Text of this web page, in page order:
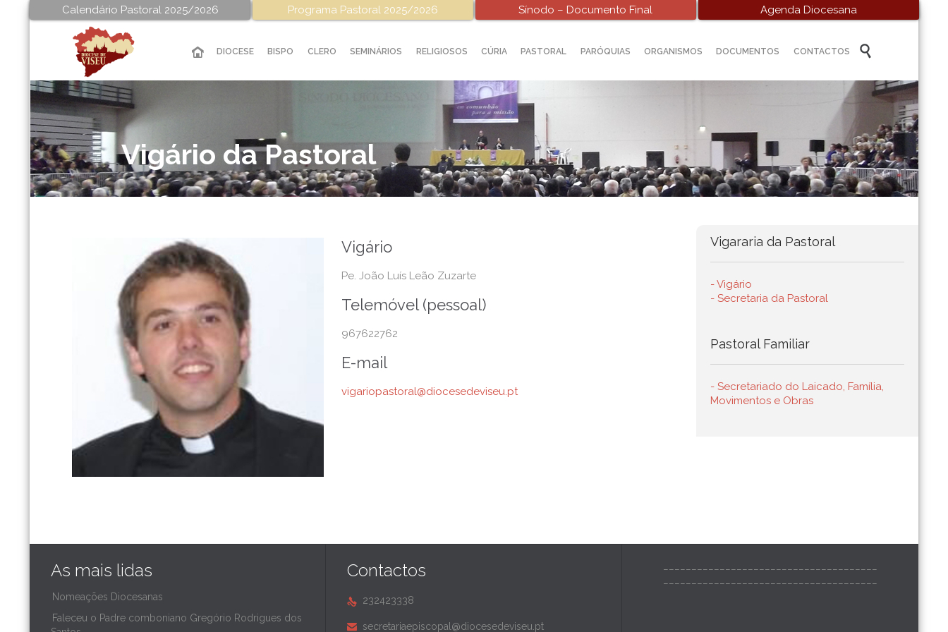
Calendário Pastoral 2025/2026 Programa Pastoral 2025/2026 Sínodo – Documento Final Agenda Diocesana
Skip
to
DIOCESE BISPO CLERO SEMINÁRIOS RELIGIOSOS CÚRIA PASTORAL PARÓQUIAS ORGANISMOS DOCUMENTOS CONTACTOS 
Vigário da Pastoral
Vigário
Pe. João Luís Leão Zuzarte
Telemóvel (pessoal)
967622762
E-mail
vigariopastoral@diocesedeviseu.pt
Vigararia da Pastoral
- Vigário
- Secretaria da Pastoral
Pastoral Familiar
- Secretariado do Laicado, Família,
Movimentos e Obras
As mais lidas
Nomeações Diocesanas
Faleceu o Padre comboniano Gregório Rodrigues dos
Contactos
 232423338
 secretariaepiscopal@diocesedeviseu.pt